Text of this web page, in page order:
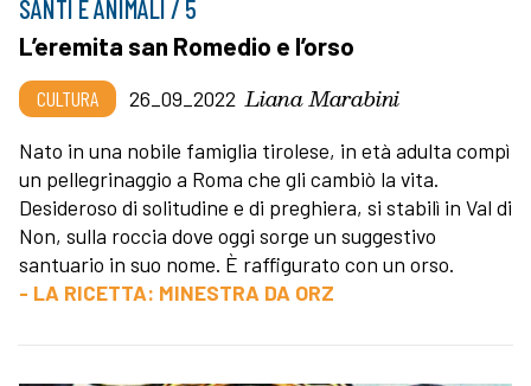
SANTI E ANIMALI / 5
L’eremita san Romedio e l’orso
CULTURA 26_09_2022 Liana Marabini
Nato in una nobile famiglia tirolese, in età adulta compì
un pellegrinaggio a Roma che gli cambiò la vita.
Desideroso di solitudine e di preghiera, si stabilì in Val di
Non, sulla roccia dove oggi sorge un suggestivo
santuario in suo nome. È raffigurato con un orso.
- LA RICETTA: MINESTRA DA ORZ